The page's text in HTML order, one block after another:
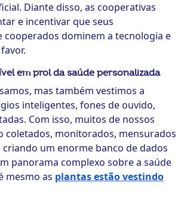
Diante disso, as cooperativas
e incentivar que seus
cooperados dominem a tecnologia e
em prol da saúde personalizada
mas também vestimos a
inteligentes, fones de ouvido,
Com isso, muitos de nossos
coletados, monitorados, mensurados
criando um enorme banco de dados
panorama complexo sobre a saúde
mesmo as plantas estão vestindo